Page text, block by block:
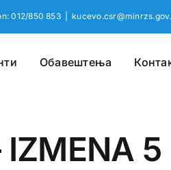
012/850 853
Обавештења
5